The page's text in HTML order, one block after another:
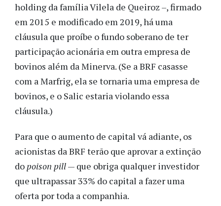
holding da família Vilela de Queiroz –, firmado
em 2015 e modificado em 2019, há uma
cláusula que proíbe o fundo soberano de ter
participação acionária em outra empresa de
bovinos além da Minerva. (Se a BRF casasse
com a Marfrig, ela se tornaria uma empresa de
bovinos, e o Salic estaria violando essa
cláusula.)
Para que o aumento de capital vá adiante, os
acionistas da BRF terão que aprovar a extinção
do poison pill— que obriga qualquer investidor
que ultrapassar 33% do capital a fazer uma
oferta por toda a companhia.